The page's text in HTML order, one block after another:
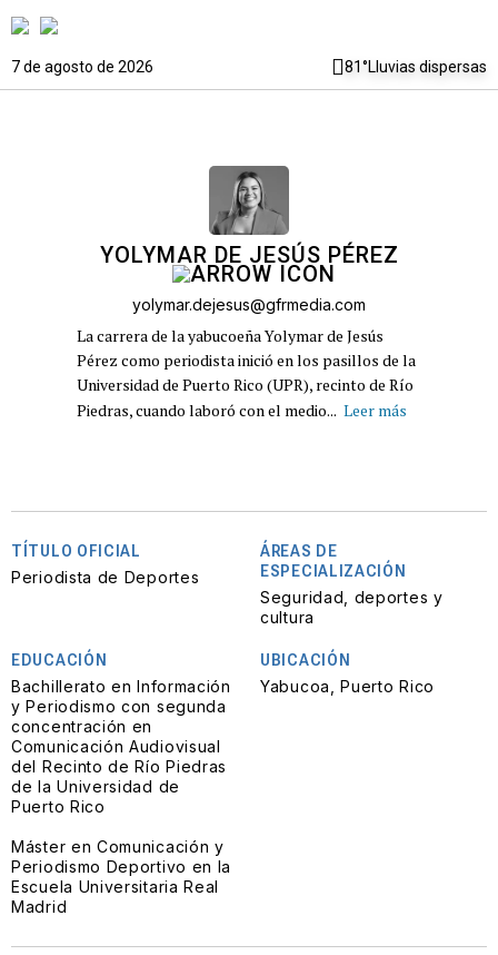
7 de agosto de 2026 81°Lluvias dispersas
YOLYMAR DE JESÚS PÉREZ
yolymar.dejesus@gfrmedia.com
La carrera de la yabucoeña Yolymar de Jesús
Pérez como periodista inició en los pasillos de la
Universidad de Puerto Rico (UPR), recinto de Río
Piedras, cuando laboró con el medio... Leer más
TÍTULO OFICIAL
Periodista de Deportes
ÁREAS DE
ESPECIALIZACIÓN
Seguridad, deportes y
cultura
EDUCACIÓN
Bachillerato en Información
y Periodismo con segunda
concentración en
Comunicación Audiovisual
del Recinto de Río Piedras
de la Universidad de
Puerto Rico
Máster en Comunicación y
Periodismo Deportivo en la
Escuela Universitaria Real
Madrid
UBICACIÓN
Yabucoa, Puerto Rico